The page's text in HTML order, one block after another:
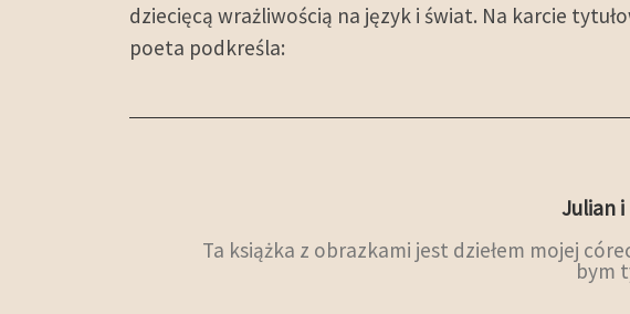
dziecięcą wrażliwością na język i świat. Na karcie
poeta podkreśla:
Julian i
Ta książka z obrazkami jest dziełem mojej
bym